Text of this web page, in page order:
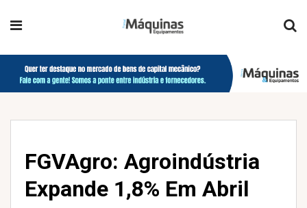
FGVAgro: Agroindústria
Expande 1,8% Em Abril